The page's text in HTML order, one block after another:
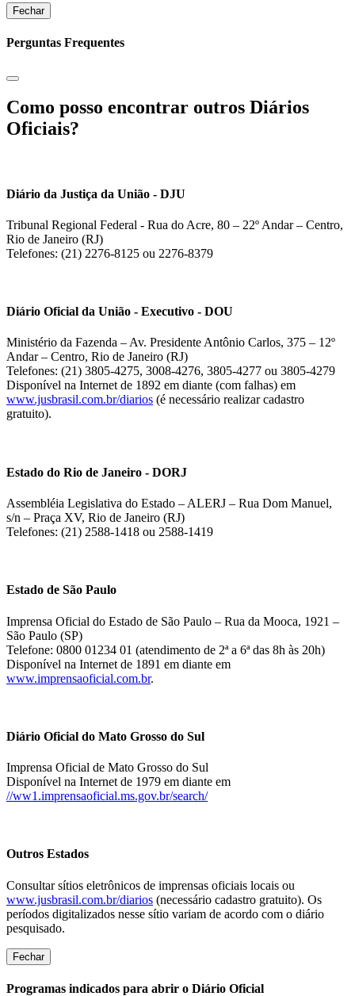
Fechar
Perguntas Frequentes
Como posso encontrar outros Diários
Oficiais?
Diário da Justiça da União - DJU
Tribunal Regional Federal - Rua do Acre, 80 – 22º Andar – Centro,
Rio de Janeiro (RJ)
Telefones: (21) 2276-8125 ou 2276-8379
Diário Oficial da União - Executivo - DOU
Ministério da Fazenda – Av. Presidente Antônio Carlos, 375 – 12º
Andar – Centro, Rio de Janeiro (RJ)
Telefones: (21) 3805-4275, 3008-4276, 3805-4277 ou 3805-4279
Disponível na Internet de 1892 em diante (com falhas) em
www.jusbrasil.com.br/diarios (é necessário realizar cadastro
gratuito).
Estado do Rio de Janeiro - DORJ
Assembléia Legislativa do Estado – ALERJ – Rua Dom Manuel,
s/n – Praça XV, Rio de Janeiro (RJ)
Telefones: (21) 2588-1418 ou 2588-1419
Estado de São Paulo
Imprensa Oficial do Estado de São Paulo – Rua da Mooca, 1921 –
São Paulo (SP)
Telefone: 0800 01234 01 (atendimento de 2ª a 6ª das 8h às 20h)
Disponível na Internet de 1891 em diante em
www.imprensaoficial.com.br.
Diário Oficial do Mato Grosso do Sul
Imprensa Oficial de Mato Grosso do Sul
Disponível na Internet de 1979 em diante em
//ww1.imprensaoficial.ms.gov.br/search/
Outros Estados
Consultar sítios eletrônicos de imprensas oficiais locais ou
www.jusbrasil.com.br/diarios (necessário cadastro gratuito). Os
períodos digitalizados nesse sítio variam de acordo com o diário
pesquisado.
Fechar
Programas indicados para abrir o Diário Oficial